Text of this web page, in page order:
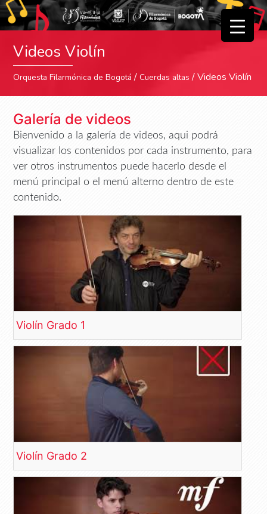
Videos Violín
Orquesta Filarmónica de Bogotá /Cuerdas altas / Videos Violín
Galería de videos
Bienvenido a la galería de videos, aqui podrá
visualizar los contenidos por cada instrumento, para
ver otros instrumentos puede hacerlo desde el
menú principal o el menú alterno dentro de este
contenido.
Violín Grado 1
Violín Grado 2